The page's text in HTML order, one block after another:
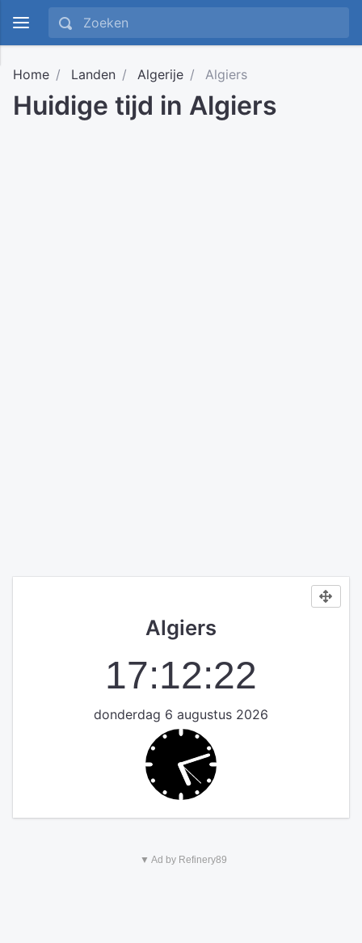
Home Landen Algerije Algiers
Huidige tijd in Algiers
Algiers
17:12:22
donderdag 6 augustus 2026
▼ Ad by Refinery89